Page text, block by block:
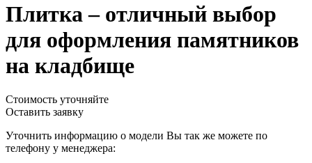
Плитка – отличный выбор
для оформления памятников
на кладбище
Стоимость уточняйте
Оставить заявку
Уточнить информацию о модели Вы так же можете по
телефону у менеджера: